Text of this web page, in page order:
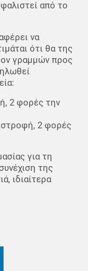
από το
να
ότι θα της
γραμμών προς
2 φορές την
2 φορές
για τη
της
ιδιαίτερα